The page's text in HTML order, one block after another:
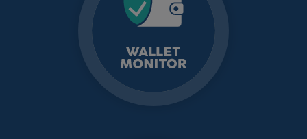
WALLET MONITOR
electrónico de
dinero